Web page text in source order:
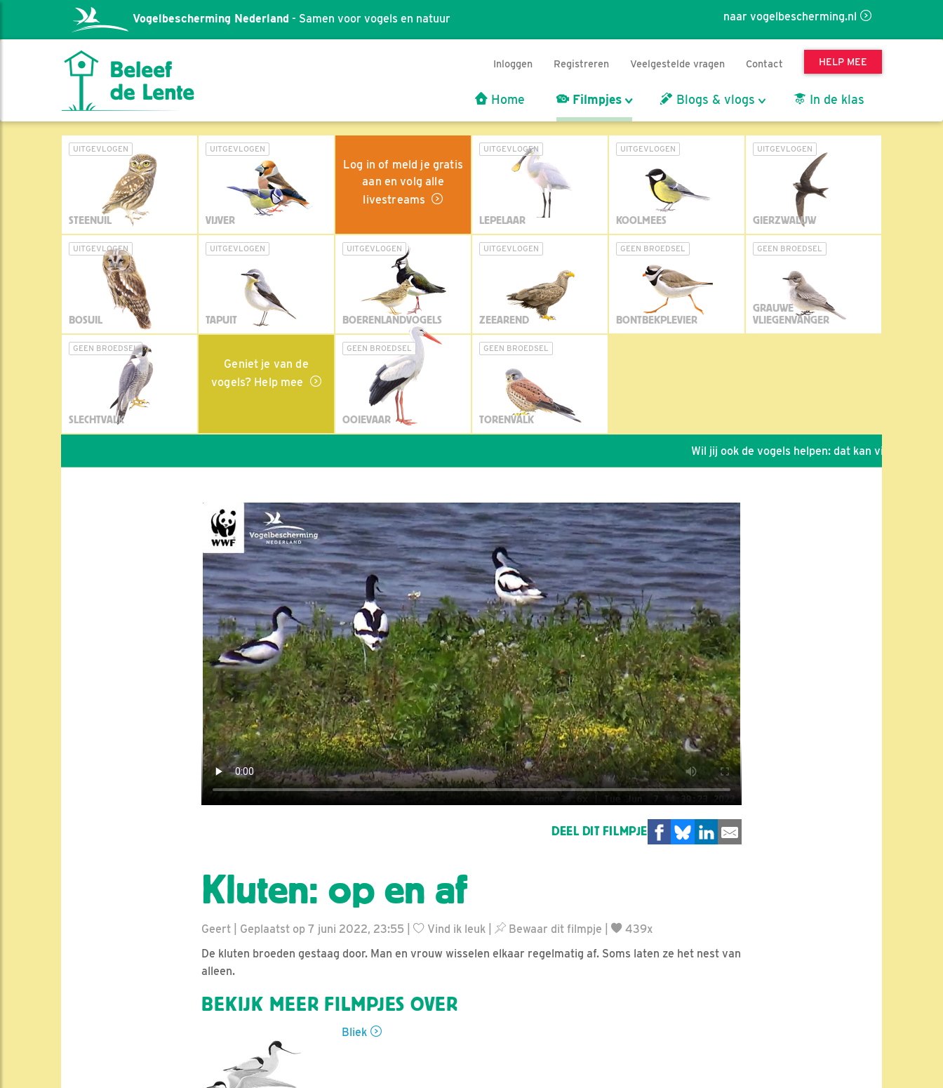
naar vogelbescherming.nl
Vogelbescherming Nederland - Samen voor vogels en natuur
Inloggen Registreren Veelgestelde vragen Contact HELP MEE
Home Filmpjes Blogs & vlogs In de klas
UITGEVLOGEN
STEENUIL
UITGEVLOGEN
VIJVER
Log in of meld je gratis
aan en volg alle
livestreams
UITGEVLOGEN
LEPELAAR
UITGEVLOGEN
KOOLMEES
UITGEVLOGEN
GIERZWALUW
UITGEVLOGEN
BOSUIL
UITGEVLOGEN
TAPUIT
UITGEVLOGEN
BOERENLANDVOGELS
UITGEVLOGEN
ZEEAREND
GEEN BROEDSEL
BONTBEKPLEVIER
GEEN BROEDSEL
GRAUWE
VLIEGENVANGER
GEEN BROEDSEL
SLECHTVALK
Geniet je van de
vogels? Help mee
GEEN BROEDSEL
OOIEVAAR
GEEN BROEDSEL
TORENVALK
Wil jij ook de vogels helpen: dat kan via de link!
DEEL DIT FILMPJE
Kluten: op en af
Geert | Geplaatst op 7 juni 2022, 23:55 | Vind ik leuk Bewaar dit filmpje
439x
De kluten broeden gestaag door. Man en vrouw wisselen elkaar regelmatig af. Soms laten ze het nest van
alleen.
BEKIJK MEER FILMPJES OVER
Bliek